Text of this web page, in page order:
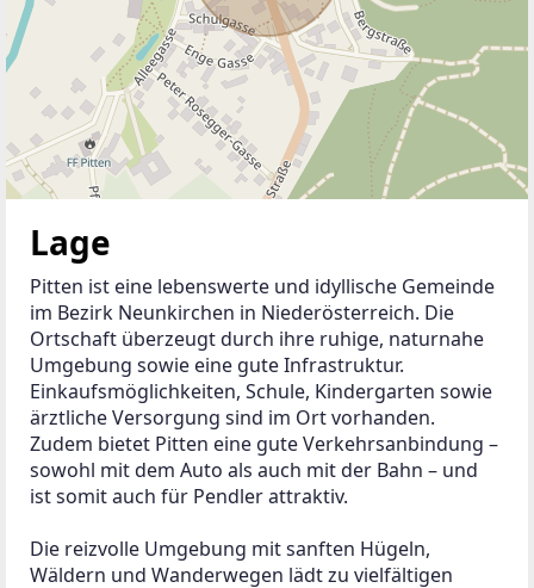
Lage
Pitten ist eine lebenswerte und idyllische Gemeinde
im Bezirk Neunkirchen in Niederösterreich. Die
Ortschaft überzeugt durch ihre ruhige, naturnahe
Umgebung sowie eine gute Infrastruktur.
Einkaufsmöglichkeiten, Schule, Kindergarten sowie
ärztliche Versorgung sind im Ort vorhanden.
Zudem bietet Pitten eine gute Verkehrsanbindung –
sowohl mit dem Auto als auch mit der Bahn – und
ist somit auch für Pendler attraktiv.
Die reizvolle Umgebung mit sanften Hügeln,
Wäldern und Wanderwegen lädt zu vielfältigen